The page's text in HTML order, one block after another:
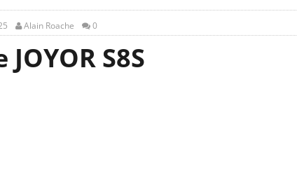
Alain Roache 0
S8S